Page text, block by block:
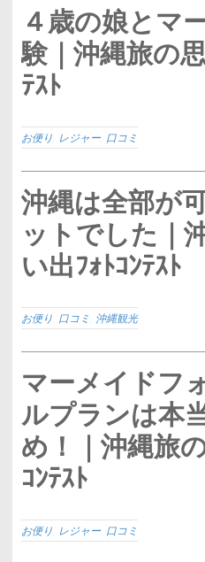
４歳の娘とマ
験｜沖縄旅の
ﾃｽﾄ
お便り レジャー 口コミ
沖縄は全部が
ットでした｜
い出ﾌｫﾄｺﾝﾃｽﾄ
お便り 口コミ 沖縄観光
マーメイドフ
ルプランは本
め！｜沖縄旅
ｺﾝﾃｽﾄ
お便り レジャー 口コミ